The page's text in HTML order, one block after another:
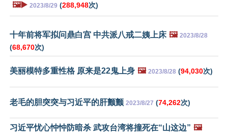
🖼️▶️ 2023/8/29 (288,948次)
十年前将军拟问鼎白宫 中共派八戒二姨上床 🖼️ 2023/8/28
(68,670次)
美丽模特多重性格 原来是22鬼上身 🖼️ 2023/8/28 (94,030次)
老毛的胆突突与习近平的肝颤颤 2023/8/27 (74,262次)
习近平忧心忡忡防暗杀 武攻台湾将撞死在“山这边” 🖼️